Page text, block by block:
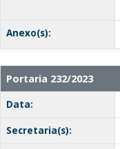
Anexo(s):
Portaria 232/2023
Data:
Secretaria(s):